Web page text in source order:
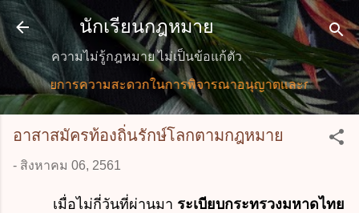
ข้ามไปที่เนื้อหาหลัก
นักเรียนกฎหมาย
ความไม่รู้กฎหมาย ไม่เป็นข้อแก้ตัว
วยการความสะดวกในการพิจารณาอนุญาตและการให้บริการ
อาสาสมัครท้องถิ่นรักษ์โลกตามกฎหมาย
- สิงหาคม 06, 2561
เมื่อไม่กี่วันที่ผ่านมา ระเบียบกระทรวงมหาดไทย